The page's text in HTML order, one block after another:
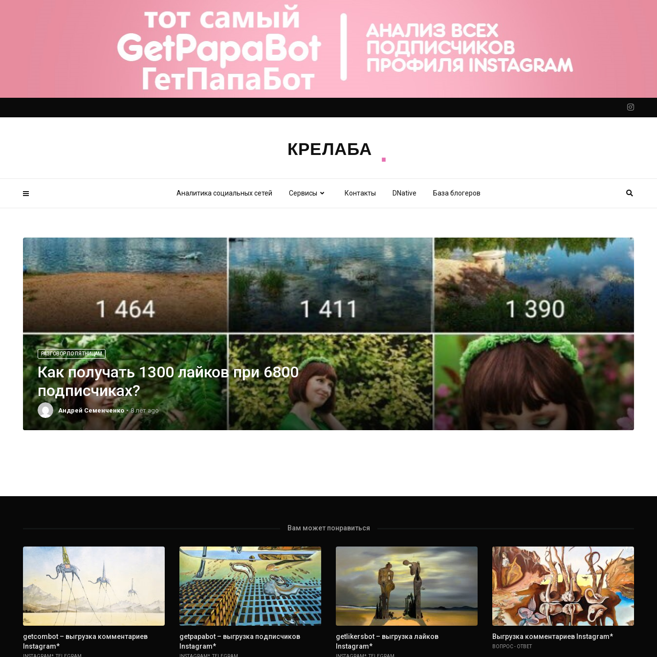
Аналитика социальных сетей Сервисы Контакты DNative База блогеров
РАЗГОВОР ПО ПЯТНИЦАМ
Как получать 1300 лайков при 6800
подписчиках?
Андрей Семенченко 8 лет ago
Вам может понравиться
getcombot – выгрузка комментариев
Instagram*
getpapabot – выгрузка подписчиков
Instagram*
getlikersbot – выгрузка лайков
Instagram*
Выгрузка комментариев Instagram*
ВОПРОС - ОТВЕТ